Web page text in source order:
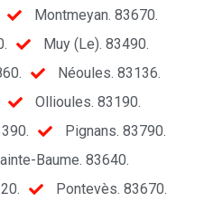
Montmeyan. 83670.
Muy (Le). 83490.
Néoules. 83136.
Ollioules. 83190.
Pignans. 83790.
Baume. 83640.
Pontevès. 83670.